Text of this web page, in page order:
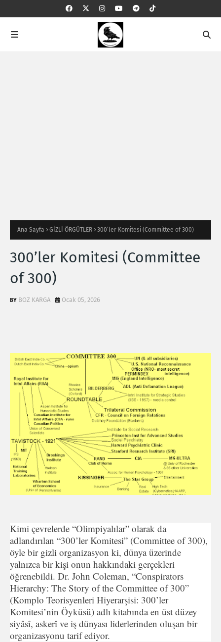
Ana Sayfa GİZLİ ÖRGÜTLER 300’ler Komitesi (Committee of 300)
300’ler Komitesi (Committee
of 300)
BOZ KARGA Ocak 05, 2026
Kimi çevrelerde “Olimpiyalılar” olarak da
adlandırılan “300’ler Komitesi” (Committee of 300),
öyle bir gizli organizasyon ki, dünya üzerinde
yalnızca bir kişi onun hakkındaki gerçekleri
öğrenebildi. Dr. John Coleman, “Conspirators
Hierarchy: The Story of the Committee of 300”
(Komplo Teorisyenleri Hiyerarşisi: 300’ler
Komitesi’nin Öyküsü) adlı kitabında en üst düzey
siyâsî, askerî ve iş dünyası liderlerinden oluşan bir
organizasyonu tarif ediyor.